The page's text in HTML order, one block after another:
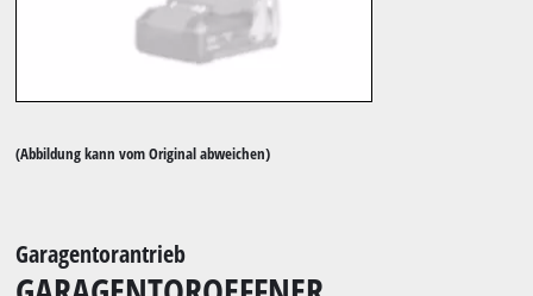
(Abbildung kann vom Original abweichen)
Garagentorantrieb